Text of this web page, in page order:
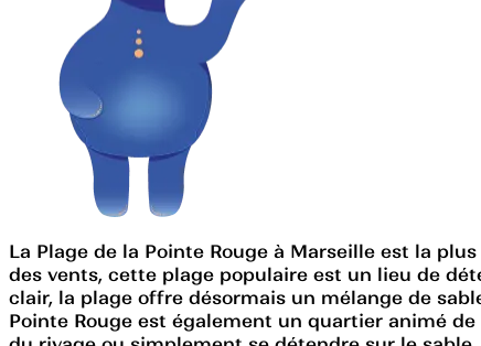
La Plage de la Pointe Rouge à Marseille est la
des vents, cette plage populaire est un lieu de
clair, la plage offre désormais un mélange de
Pointe Rouge est également un quartier animé